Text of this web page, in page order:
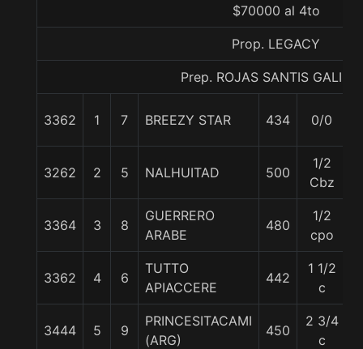
$70000 al 4to
Prop. LEGACY
Prep. ROJAS SANTIS
3362 1 7 BREEZY STAR 434 0/0
3262 2 5 NALHUITAD 500
1/2
Cbz
3364 3 8
GUERRERO
ARABE
480
1/2
cpo
3362 4 6
TUTTO
APIACCERE
442
1 1/2
c
3444 5 9
PRINCESITACAMI
(ARG)
450
2 3/4
c